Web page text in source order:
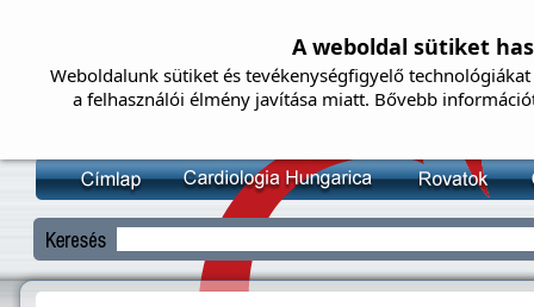
A weboldal sütiket
Weboldalunk sütiket és tevékenységfigyelő
a felhasználói élmény javítása miatt. Bővebb